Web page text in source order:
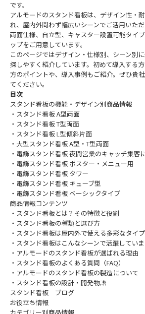
です。
アルモードのスタンド看板は、デザイン性・
れ、屋内外問わず幅広いシーンでご活用いただ
両面仕様、自立型、キャスター設置可能タイ
ップをご用意しています。
このページではデザイン・仕様別、シーン別
探しやすく紹介しています。初めて導入する
方のポイントや、導入事例もご紹介。ぜひ貴
てください。
目次
スタンド看板の機能・デザイン別商品情報
・スタンド看板 A型両面
・スタンド看板 T型両面
・スタンド看板 L型傾斜片面
・大型スタンド看板 A型・T型両面
・電飾スタンド看板 夜間営業のキャッチ集客
・電飾スタンド看板 ポスター・メニュー用
・電飾スタンド看板 タワー
・電飾スタンド看板 キューブ型
・電飾スタンド看板 ベーシックタイプ
商品情報コンテンツ
・スタンド看板とは？その特徴と役割
・スタンド看板の種類と選び方
・スタンド看板は屋内外で使える多彩なタイプ
・スタンド看板はこんなシーンで活躍してい
・アルモードのスタンド看板が選ばれる理由
・スタンド看板のよくある質問（FAQ）
・アルモードのスタンド看板の製造について
・スタンド看板の設計・開発物語
スタンド看板 ブログ
お役立ち情報